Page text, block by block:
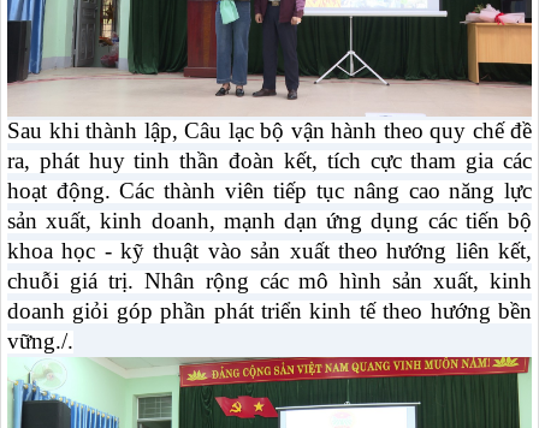
Sau khi thành lập, Câu lạc bộ vận hành theo quy chế đề
ra, phát huy tinh thần đoàn kết, tích cực tham gia các
hoạt động. Các thành viên tiếp tục nâng cao năng lực
sản xuất, kinh doanh, mạnh dạn ứng dụng các tiến bộ
khoa học - kỹ thuật vào sản xuất theo hướng liên kết,
chuỗi giá trị. Nhân rộng các mô hình sản xuất, kinh
doanh giỏi góp phần phát triển kinh tế theo hướng bền
vững./.